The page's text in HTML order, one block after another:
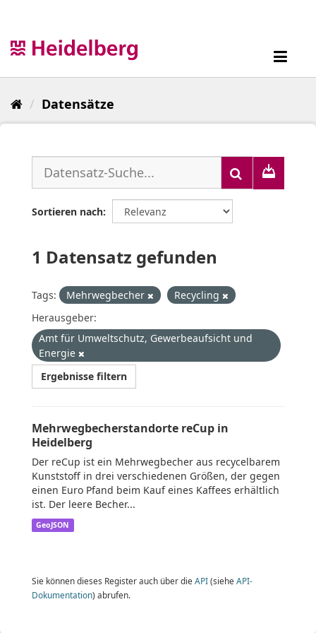
Datensätze
Sortieren nach
1 Datensatz gefunden
Tags: Mehrwegbecher
Recycling
Herausgeber:
Amt für Umweltschutz, Gewerbeaufsicht und
Energie
Ergebnisse filtern
Mehrwegbecherstandorte reCup in
Heidelberg
Der reCup ist ein Mehrwegbecher aus recycelbarem
Kunststoff in drei verschiedenen Größen, der gegen
einen Euro Pfand beim Kauf eines Kaffees erhältlich
ist. Der leere Becher...
GeoJSON
Sie können dieses Register auch über die API(siehe API-
Dokumentation) abrufen.